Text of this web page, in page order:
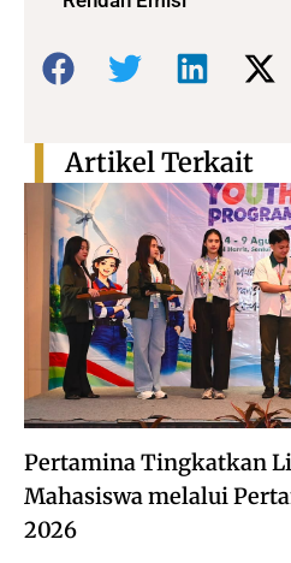
Bagikan:
Pertamina Tingkatkan
Mahasiswa melalui
2026
Artikel Terkait